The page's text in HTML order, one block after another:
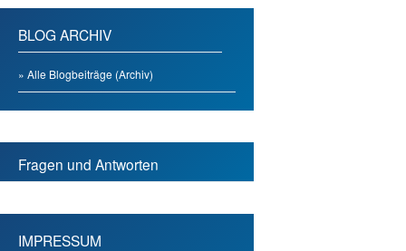
BLOG ARCHIV
» Alle Blogbeiträge (Archiv)
Fragen und Antworten
IMPRESSUM